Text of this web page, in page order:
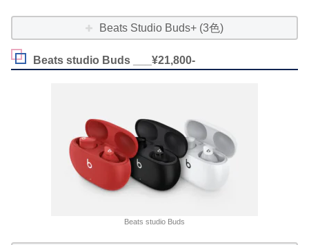
Beats Studio Buds+ (3色)
Beats studio Buds ___¥21,800-
Beats studio Buds